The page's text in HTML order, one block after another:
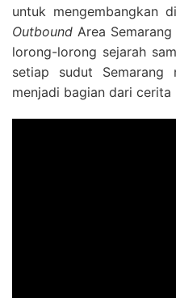
untuk mengembangkan
Outbound Area
lorong-lorong sejarah
setiap sudut Semarang
menjadi bagian dari cerita